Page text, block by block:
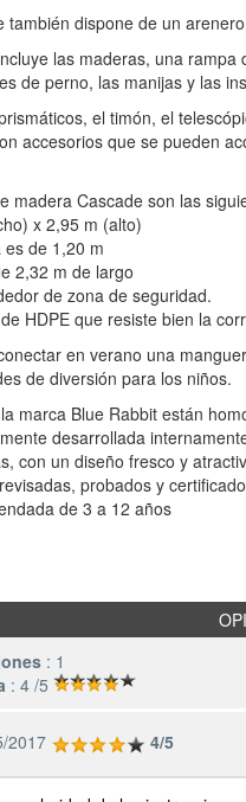
también dispone de un
las maderas, una
de perno, las manijas y las
el timón, el
accesorios que se pueden
madera Cascade son las
x 2,95 m (alto)
de 1,20 m
2,32 m de largo
de zona de seguridad.
HDPE que resiste bien la
en verano una
de diversión para los niños.
marca Blue Rabbit están
desarrollada
con un diseño fresco y
probados y
de 3 a 12 años
: 1
: 4 /5
2017 4/5